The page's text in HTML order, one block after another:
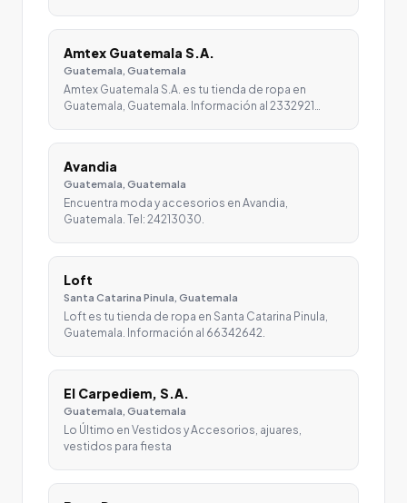
Amtex Guatemala S.A.
Guatemala, Guatemala
Amtex Guatemala S.A. es tu tienda de ropa en
Guatemala, Guatemala. Información al 2332921…
Avandia
Guatemala, Guatemala
Encuentra moda y accesorios en Avandia,
Guatemala. Tel: 24213030.
Loft
Santa Catarina Pinula, Guatemala
Loft es tu tienda de ropa en Santa Catarina Pinula,
Guatemala. Información al 66342642.
El Carpediem, S.A.
Guatemala, Guatemala
Lo Último en Vestidos y Accesorios, ajuares,
vestidos para fiesta